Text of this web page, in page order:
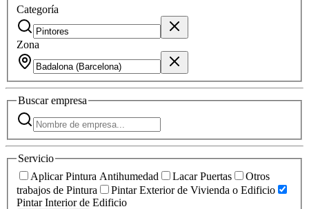
Categoría
Zona
Buscarempresa
Servicio
Aplicar Pintura Antihumedad
Lacar Puertas
Otros
trabajos de Pintura
Pintar Exterior de Vivienda o Edificio
Pintar Interior de Edificio